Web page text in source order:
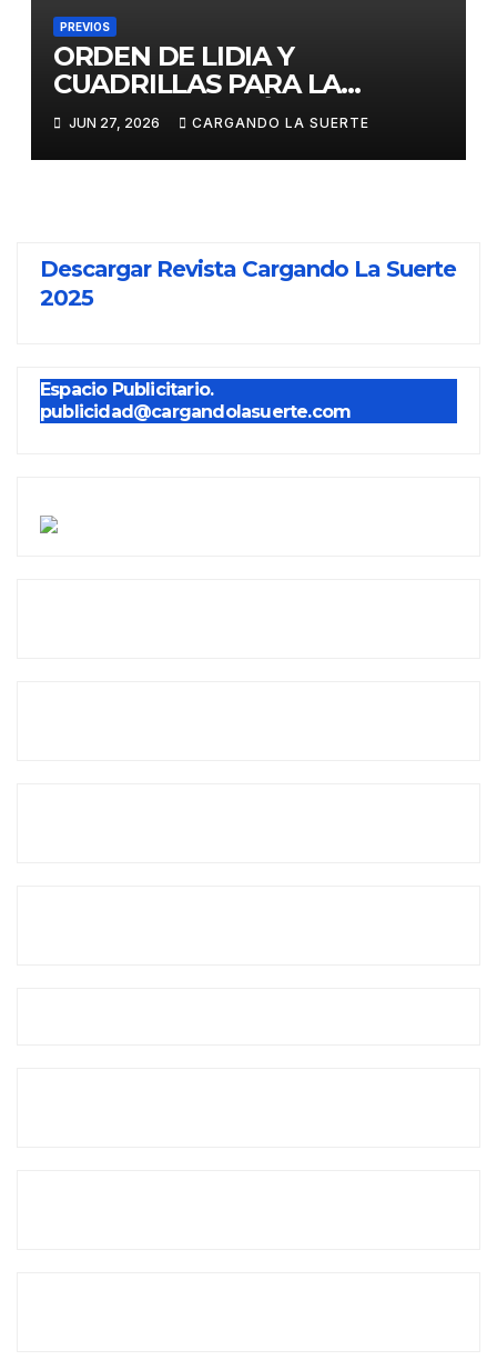
PREVIOS
ORDEN DE LIDIA Y
CUADRILLAS PARA LA
CORRIDA DEL DÍA DE LA
PROVINCIA EN
MIGUELTURRA
JUN 27, 2026 CARGANDO LA SUERTE
Descargar Revista Cargando La Suerte
2025
Espacio Publicitario.
publicidad@cargandolasuerte.com